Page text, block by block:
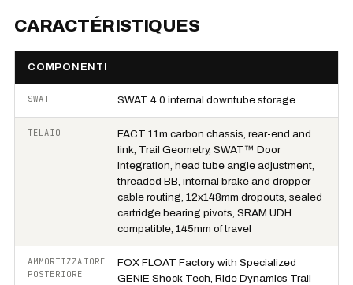
CARACTÉRISTIQUES
COMPONENTI
SWAT SWAT 4.0 internal downtube storage
TELAIO
FACT 11m carbon chassis, rear-end and
link, Trail Geometry, SWAT™ Door
integration, head tube angle adjustment,
threaded BB, internal brake and dropper
cable routing, 12x148mm dropouts, sealed
cartridge bearing pivots, SRAM UDH
compatible, 145mm of travel
AMMORTIZZATORE
POSTERIORE
FOX FLOAT Factory with Specialized
GENIE Shock Tech, Ride Dynamics Trail